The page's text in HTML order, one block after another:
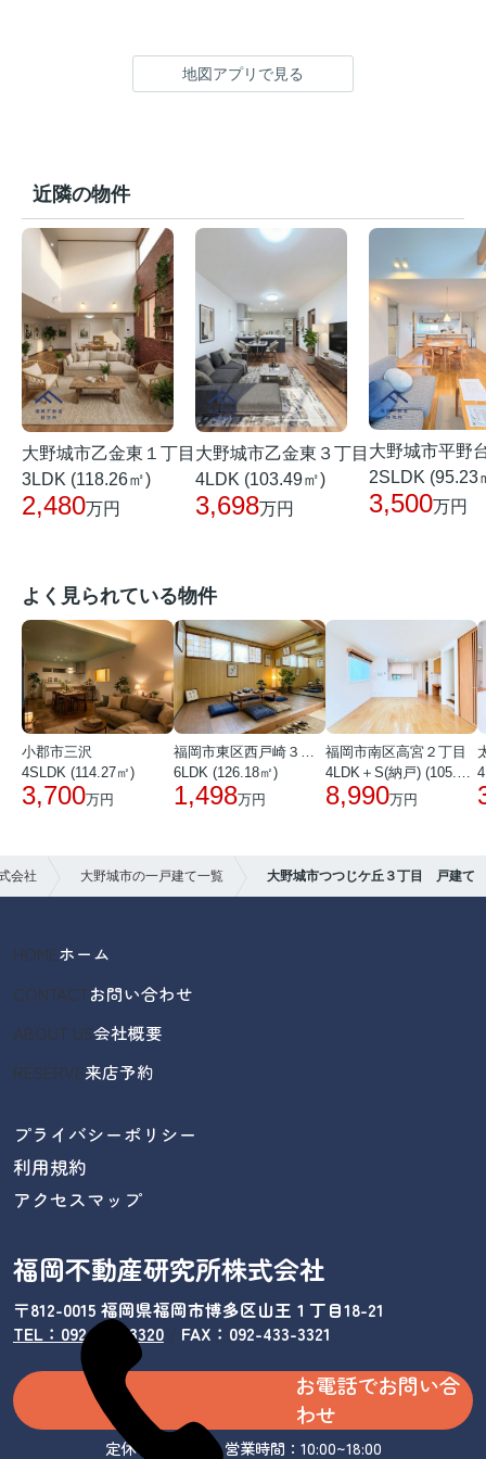
地図アプリで見る
近隣の物件
大野城市乙金東１丁目
3LDK (118.26㎡)
2,480万円
大野城市乙金東３丁目
4LDK (103.49㎡)
3,698万円
大野城市平野
2SLDK (95.23
3,500万円
よく見られている物件
小郡市三沢
4SLDK (114.27㎡)
3,700万円
6LDK (126.18㎡)
1,498万円
福岡市南区高宮２丁目
8,990万円
会社 大野城市の一戸建て一覧 大野城市つつじケ丘３丁目 戸建て
HOMEホーム
CONTACTお問い合わせ
ABOUT US会社概要
RESERVE来店予約
プライバシーポリシー
利用規約
アクセスマップ
福岡不動産研究所株式会社
〒812-0015 福岡県福岡市博多区山王１丁目18-21
TEL：092-433-3320/ FAX：092-433-3321
お電話でお問い合
わせ
定休日：水曜日 営業時間：10:00~18:00